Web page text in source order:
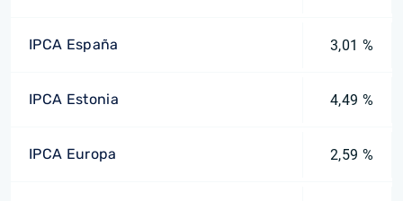
IPCA España 3,01 %
IPCA Estonia 4,49 %
IPCA Europa 2,59 %